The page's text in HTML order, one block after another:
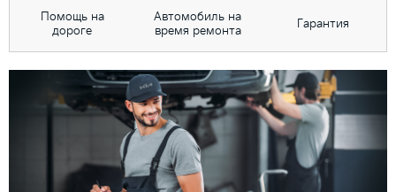
Помощь на
дороге
Автомобиль на
время ремонта
Гарантия